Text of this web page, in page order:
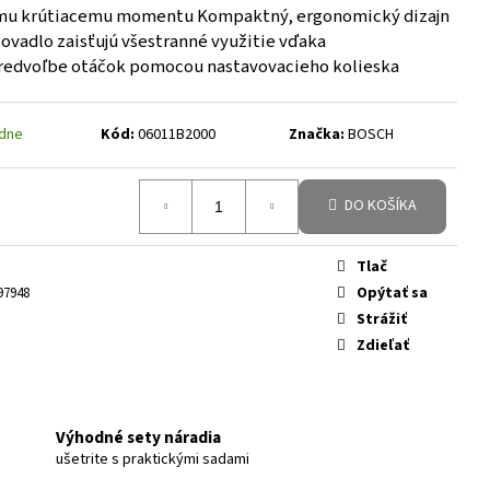
krútiacemu momentu Kompaktný, ergonomický dizajn
zaisťujú všestranné využitie vďaka
otáčok pomocou nastavovacieho kolieska
Kód: 06011B2000 Značka:BOSCH
DO KOŠÍKA
Tlač
Opýtať sa
Strážiť
Zdieľať
Výhodné sety náradia
ušetrite s praktickými sadami